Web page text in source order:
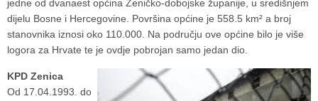
jedne od dvanaest općina Zeničko-dobojske županije, u središnjem
dijelu Bosne i Hercegovine. Površina općine je 558.5 km² a broj
stanovnika iznosi oko 110.000. Na području ove općine bilo je više
logora za Hrvate te je ovdje pobrojan samo jedan dio.
KPD Zenica
Od 17.04.1993. do